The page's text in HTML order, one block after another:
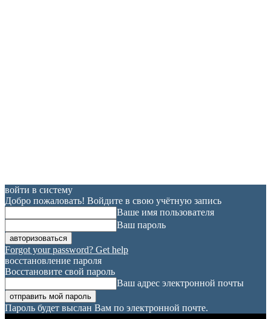
войти в систему
Добро пожаловать! Войдите в свою учётную запись
Ваше имя пользователя
Ваш пароль
Forgot your password? Get help
восстановление пароля
Восстановите свой пароль
Ваш адрес электронной почты
Пароль будет выслан Вам по электронной почте.